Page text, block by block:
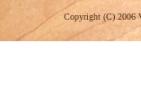
Copyright (C) 2006